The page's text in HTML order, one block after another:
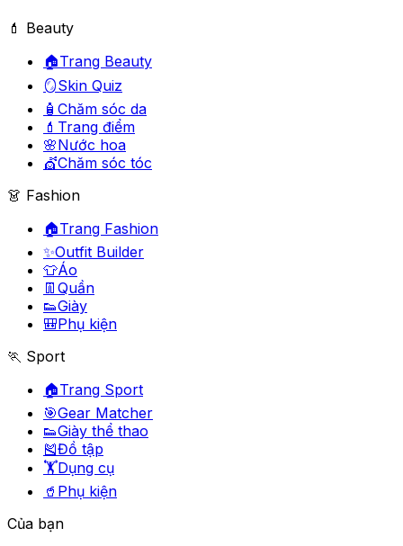
💄 Beauty
🏠Trang Beauty
🪞Skin Quiz
🧴 Chăm sóc da
💄 Trang điểm
🌸Nước hoa
💇Chăm sóc tóc
👗 Fashion
🏠Trang Fashion
✨Outfit Builder
👕Áo
👖 Quần
👟Giày
🎒Phụ kiện
🏃 Sport
🏠Trang Sport
🎯Gear Matcher
👟Giày thể thao
🎽Đồ tập
🏋️Dụng cụ
🥤 Phụ kiện
Của bạn